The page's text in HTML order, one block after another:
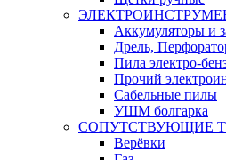
Аккумуляторы и
Дрель,
Пила электро-
Прочий
Сабельные пилы
УШМ болгарка
СОПУТСТВУЮЩИЕ
Верёвки